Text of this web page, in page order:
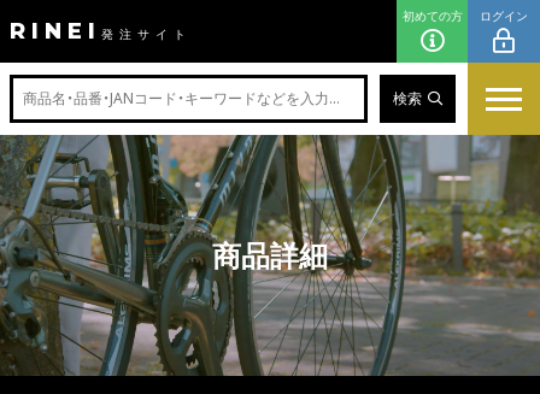
RINEI 発注サイト
初めての方 ログイン
検索
商品詳細